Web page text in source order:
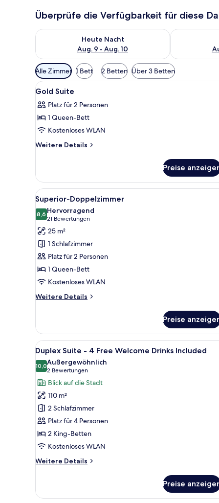
Überprüfe die Verfügbarkeit für diese
Heute Nacht
Aug. 9 - Aug. 10
Überprüfe die Verfügbarkeit für heute Nacht, Aug. 9
Überprüfe
Verfügbare
Filter
für
Alle Zimmer 1 Bett 2 Betten Über 3 Betten
Alle
Fotos
für
Gold
Suite
anzeigen
Zimmersafe, Schreibtisch,
7
Gold Suite
Platz für 2 Personen
1 Queen-Bett
Kostenloses WLAN
Weitere Details
Weitere
Suite
Preise
Alle
Fotos
für
Superior-
Doppelzimmer
anzeigen
Ein modernes Hotelzimmer
13
Superior-Doppelzimmer
8,68,6 von 10
Hervorragend
21 Bewertungen
(21
Bewertungen)
25 m²
1 Schlafzimmer
Platz für 2 Personen
1 Queen-Bett
Kostenloses WLAN
Weitere Details
Weitere
Doppelzimmer
Preise
Alle
Fotos
für
Duplex
Suite
-
4
Free
Welcome
Drinks
Included
Ein modernes Wohnzimmer
17
Duplex Suite - 4 Free Welcome Drinks Included
10,010,0 von 10
Außergewöhnlich
2 Bewertungen
(2
Bewertungen)
Blick auf die Stadt
110 m²
2 Schlafzimmer
Platz für 4 Personen
2 King-Betten
Kostenloses WLAN
Weitere Details
Weitere
Suite
Preise